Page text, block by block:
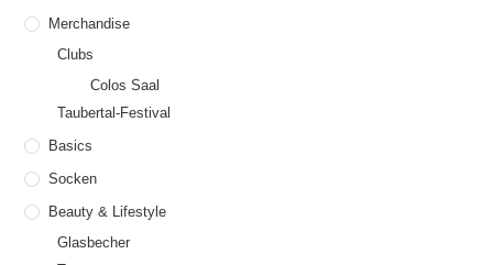
Merchandise
Clubs
Colos Saal
Taubertal-Festival
Basics
Socken
Beauty & Lifestyle
Glasbecher